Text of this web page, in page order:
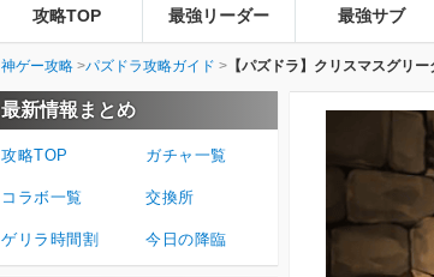
攻略TOP 最強リーダー 最強サブ
神ゲー攻略 パズドラ攻略ガイド 【パズドラ】クリスマスグリ
最新情報まとめ
攻略TOP ガチャ一覧
コラボ一覧 交換所
ゲリラ時間割 今日の降臨